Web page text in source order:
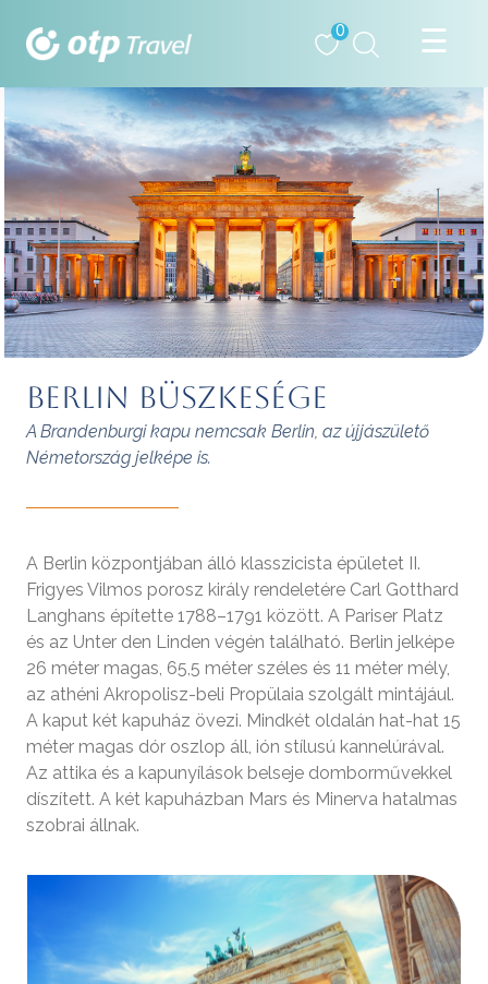
0
Berlin büszkesége
A Brandenburgi kapu nemcsak Berlin, az újjászülető
Németország jelképe is.
A Berlin központjában álló klasszicista épületet II.
Frigyes Vilmos porosz király rendeletére Carl Gotthard
Langhans építette 1788–1791 között. A Pariser Platz
és az Unter den Linden végén található. Berlin jelképe
26 méter magas, 65,5 méter széles és 11 méter mély,
az athéni Akropolisz-beli Propülaia szolgált mintájául.
A kaput két kapuház övezi. Mindkét oldalán hat-hat 15
méter magas dór oszlop áll, ión stílusú kannelúrával.
Az attika és a kapunyílások belseje domborművekkel
díszített. A két kapuházban Mars és Minerva hatalmas
szobrai állnak.